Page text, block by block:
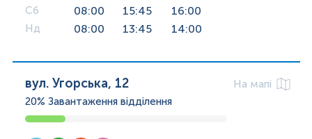
Сб 08:00 15:45 16:00
Нд 08:00 13:45 14:00
вул. Угорська, 12
На мапі
20% Завантаження відділення